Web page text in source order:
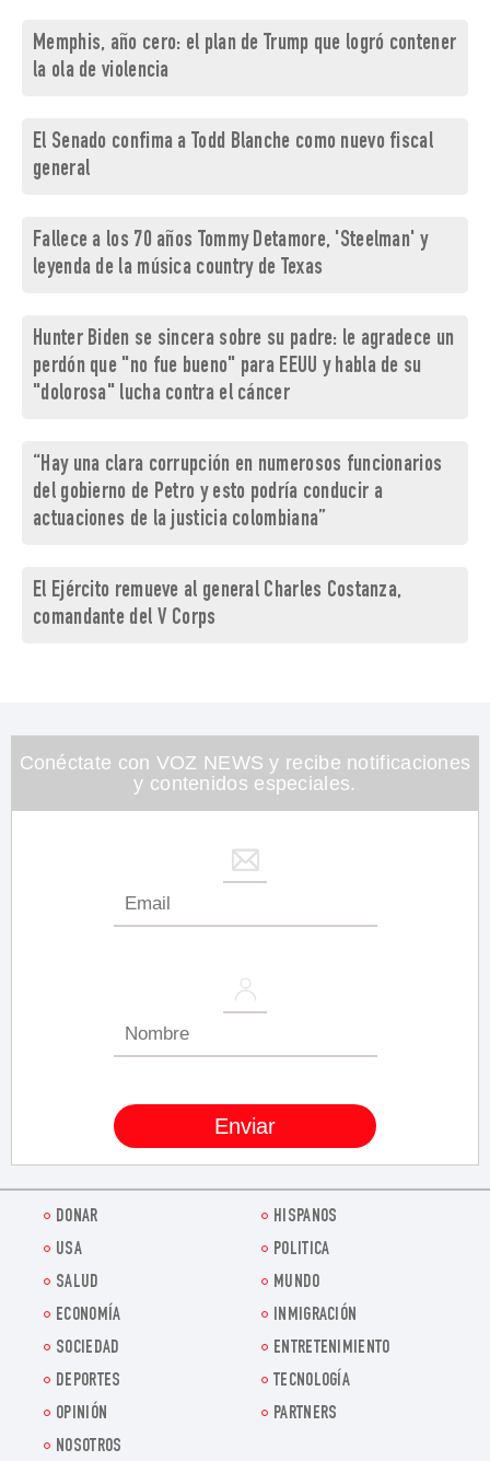
Memphis, año cero: el plan de Trump que logró contener
la ola de violencia
El Senado confima a Todd Blanche como nuevo fiscal
general
Fallece a los 70 años Tommy Detamore, 'Steelman' y
leyenda de la música country de Texas
Hunter Biden se sincera sobre su padre: le agradece un
perdón que "no fue bueno" para EEUU y habla de su
"dolorosa" lucha contra el cáncer
“Hay una clara corrupción en numerosos funcionarios
del gobierno de Petro y esto podría conducir a
actuaciones de la justicia colombiana”
El Ejército remueve al general Charles Costanza,
comandante del V Corps
Conéctate con VOZ NEWS y recibe notificaciones
y contenidos especiales.
DONAR
HISPANOS
USA
POLITICA
SALUD
MUNDO
ECONOMÍA
INMIGRACIÓN
SOCIEDAD
ENTRETENIMIENTO
DEPORTES
TECNOLOGÍA
OPINIÓN
PARTNERS
NOSOTROS